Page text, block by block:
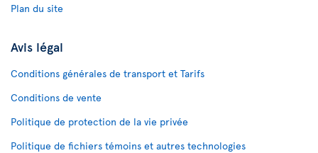
Plan du site
Avis légal
Conditions générales de transport et Tarifs
Conditions de vente
Politique de protection de la vie privée
Politique de fichiers témoins et autres technologies